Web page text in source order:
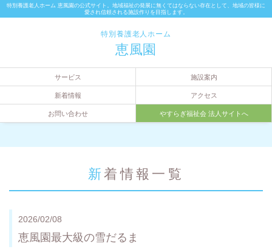
特別養護老人ホーム 恵風園の公式サイト。地域福祉の発展に無くてはならない存在として、地域の皆様に
愛され信頼される施設作りを目指します。
特別養護老人ホーム
恵風園
サービス 施設案内
新着情報 アクセス
お問い合わせ やすらぎ福祉会 法人サイトへ
新着情報一覧
2026/02/08
恵風園最大級の雪だるま